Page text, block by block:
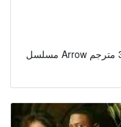
مسلسل Arrow الموسم الاول الحلقة 3 مترجم Hd اون لاين فيديو